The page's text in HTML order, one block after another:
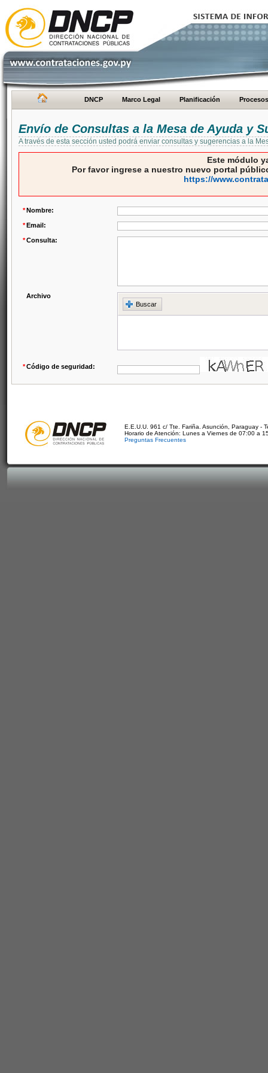
DNCP Marco Legal Planificación Procesos
Envío de Consultas a la Mesa de Ayuda y
A través de esta sección usted podrá enviar consultas y sugerencias a la
Este módulo
Por favor ingrese a nuestro nuevo portal
https://
*Nombre:
*Email:
*Consulta:
Archivo
Buscar
*Código de seguridad:
E.E.U.U. 961 c/ Tte. Fariña. Asunción, Paraguay -
Horario de Atención: Lunes a Viernes de 07:00 a
Preguntas Frecuentes